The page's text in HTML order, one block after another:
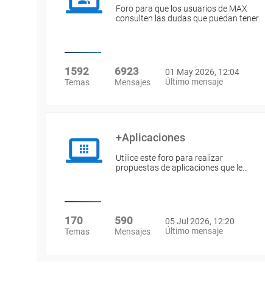
Foro para que los usuarios de MAX
consulten las dudas que puedan tener.
1592
Temas
6923
Mensajes
01 May 2026, 12:04
Último mensaje
+Aplicaciones
Utilice este foro para realizar
propuestas de aplicaciones que le…
170
Temas
590
Mensajes
05 Jul 2026, 12:20
Último mensaje